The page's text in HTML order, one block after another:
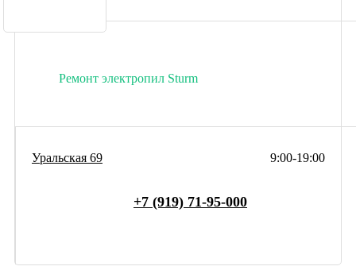
Ремонт электропил Sturm
9:00-19:00
Уральская 69
+7 (919) 71-95-000